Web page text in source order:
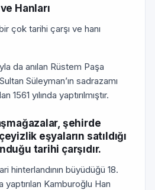
Hanları
çok tarihi çarşı ve hanı
da anılan Rüstem Paşa
Süleyman’ın sadrazamı
1561 yılında yaptırıl­mıştır.
şehirde
eşyaların satıldığı
tarihi çarşıdır.
hinterlandının bü­yüdüğü 18.
yaptırıl­an Kamburoğlu Han